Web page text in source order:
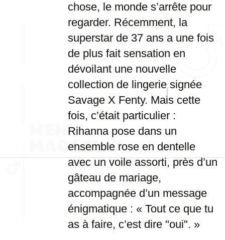
chose, le monde s’arrête pour
regarder. Récemment, la
superstar de 37 ans a une fois
de plus fait sensation en
dévoilant une nouvelle
collection de lingerie signée
Savage X Fenty. Mais cette
fois, c’était particulier :
Rihanna pose dans un
ensemble rose en dentelle
avec un voile assorti, près d’un
gâteau de mariage,
accompagnée d’un message
énigmatique : « Tout ce que tu
as à faire, c’est dire "oui". »